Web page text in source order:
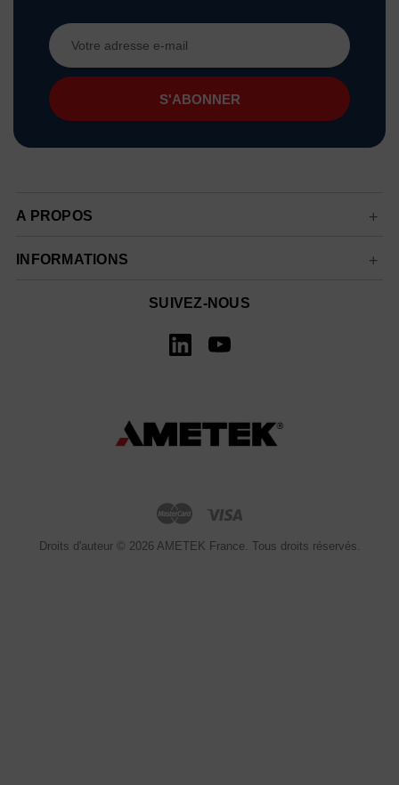
Adresse
e-
mail
A PROPOS
INFORMATIONS
SUIVEZ-NOUS
Droits d'auteur © 2026 AMETEK France. Tous droits réservés.